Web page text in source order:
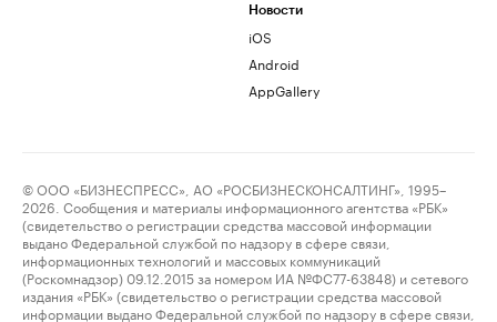
Новости
iOS
Android
AppGallery
© ООО «БИЗНЕСПРЕСС», АО «РОСБИЗНЕСКОНСАЛТИНГ», 1995–
2026. Сообщения и материалы информационного агентства «РБК»
(свидетельство о регистрации средства массовой информации
выдано Федеральной службой по надзору в сфере связи,
информационных технологий и массовых коммуникаций
(Роскомнадзор) 09.12.2015 за номером ИА №ФС77-63848) и сетевого
издания «РБК» (свидетельство о регистрации средства массовой
информации выдано Федеральной службой по надзору в сфере связи,